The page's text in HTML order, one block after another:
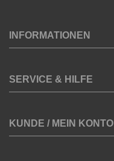
INFORMATIONEN
SERVICE & HILFE
KUNDE / MEIN KONTO